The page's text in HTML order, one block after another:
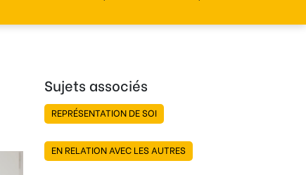
Sujets associés
REPRÉSENTATION DE SOI
EN RELATION AVEC LES AUTRES